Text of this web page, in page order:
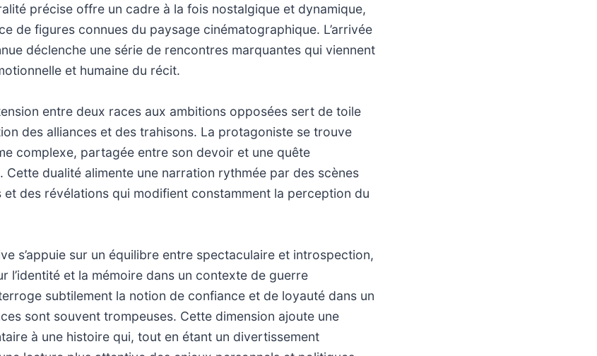
précise offre un cadre à la fois nostalgique et dynamique,
de figures connues du paysage cinématographique. L’arrivée
déclenche une série de rencontres marquantes qui viennent
et humaine du récit.
entre deux races aux ambitions opposées sert de toile
des alliances et des trahisons. La protagoniste se trouve
complexe, partagée entre son devoir et une quête
Cette dualité alimente une narration rythmée par des scènes
et des révélations qui modifient constamment la perception du
s’appuie sur un équilibre entre spectaculaire et introspection,
l’identité et la mémoire dans un contexte de guerre
subtilement la notion de confiance et de loyauté dans un
sont souvent trompeuses. Cette dimension ajoute une
à une histoire qui, tout en étant un divertissement